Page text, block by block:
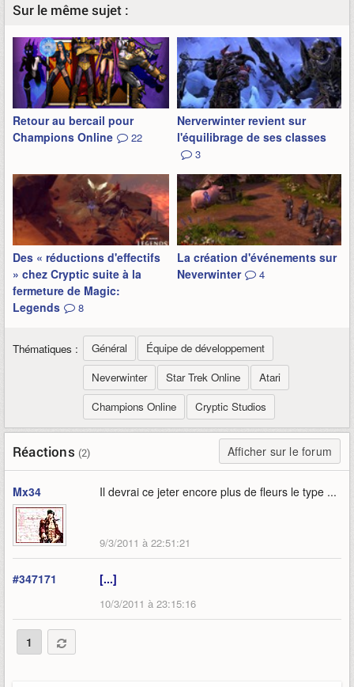
Sur le même sujet :
Retour au bercail pour
Champions Online
22
Nerverwinter revient sur
l'équilibrage de ses classes
3
Des « réductions d'effectifs
» chez Cryptic suite à la
fermeture de Magic:
Legends
8
La création d'événements sur
Neverwinter
4
Thématiques : Général
Équipe de développement
Neverwinter
Star Trek Online
Atari
Champions Online
Cryptic Studios
Réactions (2) Afficher sur le forum
Mx34 Il devrai ce jeter encore plus de fleurs le type ...
9/3/2011 à 22:51:21
#347171 [...]
10/3/2011 à 23:15:16
1